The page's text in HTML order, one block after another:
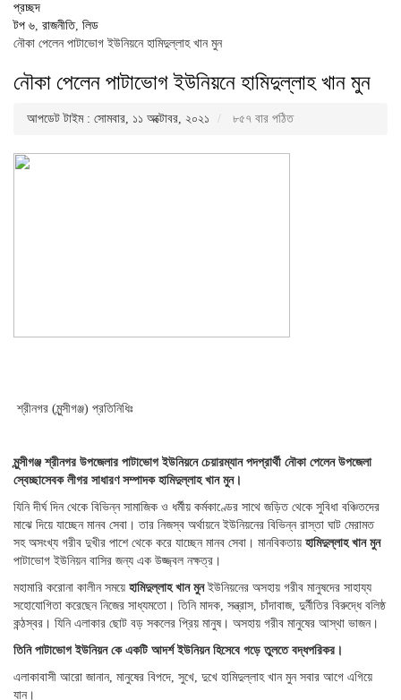
প্রচ্ছদ
টপ ৬, রাজনীতি, লিড
নৌকা পেলেন পাটাভোগ ইউনিয়নে হামিদুল্লাহ খান মুন
নৌকা পেলেন পাটাভোগ ইউনিয়নে হামিদুল্লাহ খান মুন
আপডেট টাইম : সোমবার, ১১ অক্টোবর, ২০২১ ৮৫৭ বার পঠিত
শ্রীনগর (মুন্সীগঞ্জ) প্রতিনিধিঃ
মুন্সীগঞ্জ শ্রীনগর উপজেলার পাটাভোগ ইউনিয়নে চেয়ারম্যান পদপ্রার্থী নৌকা পেলেন উপজেলা
স্বেচ্ছাসেবক লীগর সাধারণ সম্পাদক হামিদুল্লাহ খান মুন।
যিনি দীর্ঘ দিন থেকে বিভিন্ন সামাজিক ও ধর্মীয় কর্মকাণ্ডের সাথে জড়িত থেকে সুবিধা বঞ্চিতদের
মাঝে দিয়ে যাচ্ছেন মানব সেবা। তার নিজস্ব অর্থায়নে ইউনিয়নের বিভিন্ন রাস্তা ঘাট মেরামত
সহ অসংখ্য গরীব দুখীর পাশে থেকে করে যাচ্ছেন মানব সেবা। মানবিকতায় হামিদুল্লাহ খান মুন
পাটাভোগ ইউনিয়ন বাসির জন্য এক উজ্জ্বল নক্ষত্র।
মহামারি করোনা কালীন সময়ে হামিদুল্লাহ খান মুনইউনিয়নের অসহায় গরীব মানুষদের সাহায্য
সহোযোগিতা করেছেন নিজের সাধ্যমতো। তিনি মাদক, সন্ত্রাস, চাঁদাবাজ, দুর্নীতির বিরুদ্ধে বলিষ্ঠ
কন্ঠস্বর। যিনি এলাকার ছোট বড় সকলের প্রিয় মানুষ। অসহায় গরীব মানুষের আস্থা ভাজন।
তিনি পাটাভোগ ইউনিয়ন কে একটি আদর্শ ইউনিয়ন হিসেবে গড়ে তুলতে বদ্ধপরিকর।
এলাকাবাসী আরো জানান, মানুষের বিপদে, সুখে, দুখে হামিদুল্লাহ খান মুন সবার আগে এগিয়ে
যান।